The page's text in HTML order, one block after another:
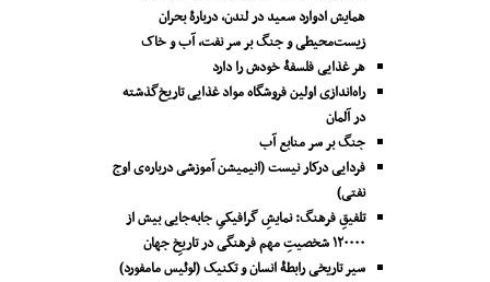
همایش ادوارد سعید در لندن، دربارۀ بحران
زیست‌محیطی و جنگ بر سر نفت، آب و خاک
هر غذایی فلسفۀ خودش را دارد
راه‌اندازی اولین فروشگاه مواد غذایی تاریخ‌گذشته
در آلمان
جنگ بر سر منابع آب
فردایی درکار نیست (انیمیشن آموزشی درباره‌ی اوج
نفتی)
تلفیقِ فرهنگ: نمایشِ گرافیکیِ جا‌به‌جایی بیش از
۱۲۰۰۰۰ شخصیتِ مهم فرهنگی در تاریخِ جهان
سیر تاریخی رابطۀ انسان و تکنیک (لوئیس مامفورد)